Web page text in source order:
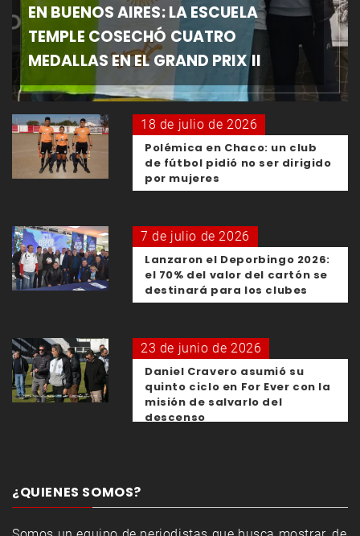
EN BUENOS AIRES: LA ESCUELA
TEMPLE COSECHÓ CUATRO
MEDALLAS EN EL GRAND PRIX II
18 de julio de 2026
Polémica en Chaco: un club
de fútbol pidió no ser dirigido
por mujeres
7 de julio de 2026
Lanzaron el Deporbingo 2026:
el 70% del valor del cartón se
destinará para los clubes
23 de junio de 2026
Daniel Cravero asumió su
quinto ciclo en For Ever con la
misión de salvarlo del
descenso
¿QUIENES SOMOS?